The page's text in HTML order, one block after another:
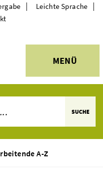
MENÜ
| Leichte Sprache |
SUCHE
A-Z